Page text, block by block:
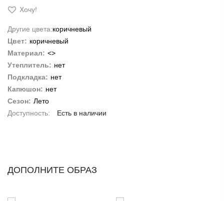
Хочу!
Другие цвета:коричневый
Цвет: коричневый
Материал: <>
Утеплитель: нет
Подкладка: нет
Капюшон: нет
Сезон: Лето
Есть в наличии
ДОПОЛНИТЕ ОБРАЗ